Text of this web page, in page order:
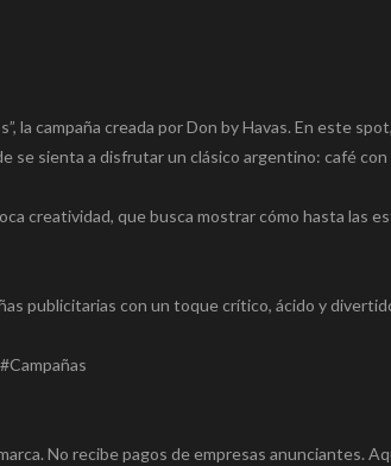
la campaña creada por Don by Havas. En este
se sienta a disfrutar un clásico argentino: café con
creatividad, que busca mostrar cómo hasta las
publicitarias con un toque crítico, ácido y
No recibe pagos de empresas anunciantes.